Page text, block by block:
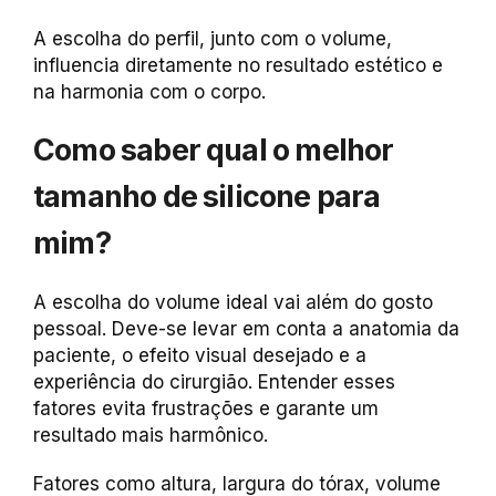
A escolha do perfil, junto com o volume,
influencia diretamente no resultado estético e
na harmonia com o corpo.
Como saber qual o melhor
tamanho de silicone para
mim?
A escolha do volume ideal vai além do gosto
pessoal. Deve-se levar em conta a anatomia da
paciente, o efeito visual desejado e a
experiência do cirurgião. Entender esses
fatores evita frustrações e garante um
resultado mais harmônico.
Fatores como altura, largura do tórax, volume